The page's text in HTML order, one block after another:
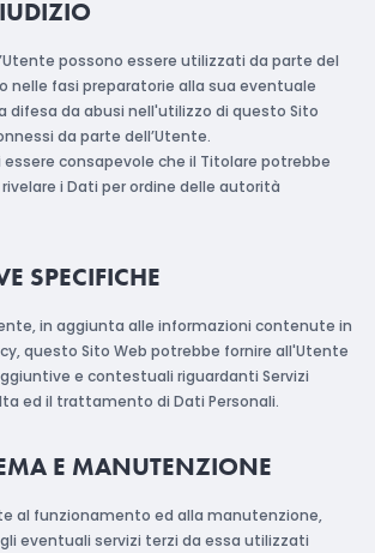
possono essere utilizzati da parte del
nelle fasi preparatorie alla sua eventuale
difesa da abusi nell'utilizzo di questo Sito
da parte dell’Utente.
essere consapevole che il Titolare potrebbe
i Dati per ordine delle autorità
SPECIFICHE
in aggiunta alle informazioni contenute in
questo Sito Web potrebbe fornire all'Utente
e contestuali riguardanti Servizi
ed il trattamento di Dati Personali.
E MANUTENZIONE
al funzionamento ed alla manutenzione,
eventuali servizi terzi da essa utilizzati